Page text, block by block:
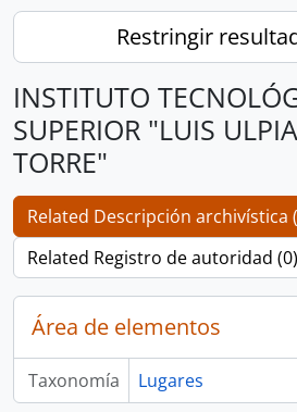
Restringir
INSTITUTO
SUPERIOR "LUIS
TORRE"
Related Descripción archivística
Related Registro de autoridad (0)
Área de elementos
Taxonomía Lugares